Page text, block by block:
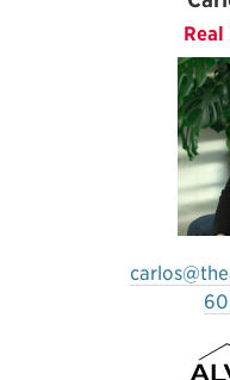
Real